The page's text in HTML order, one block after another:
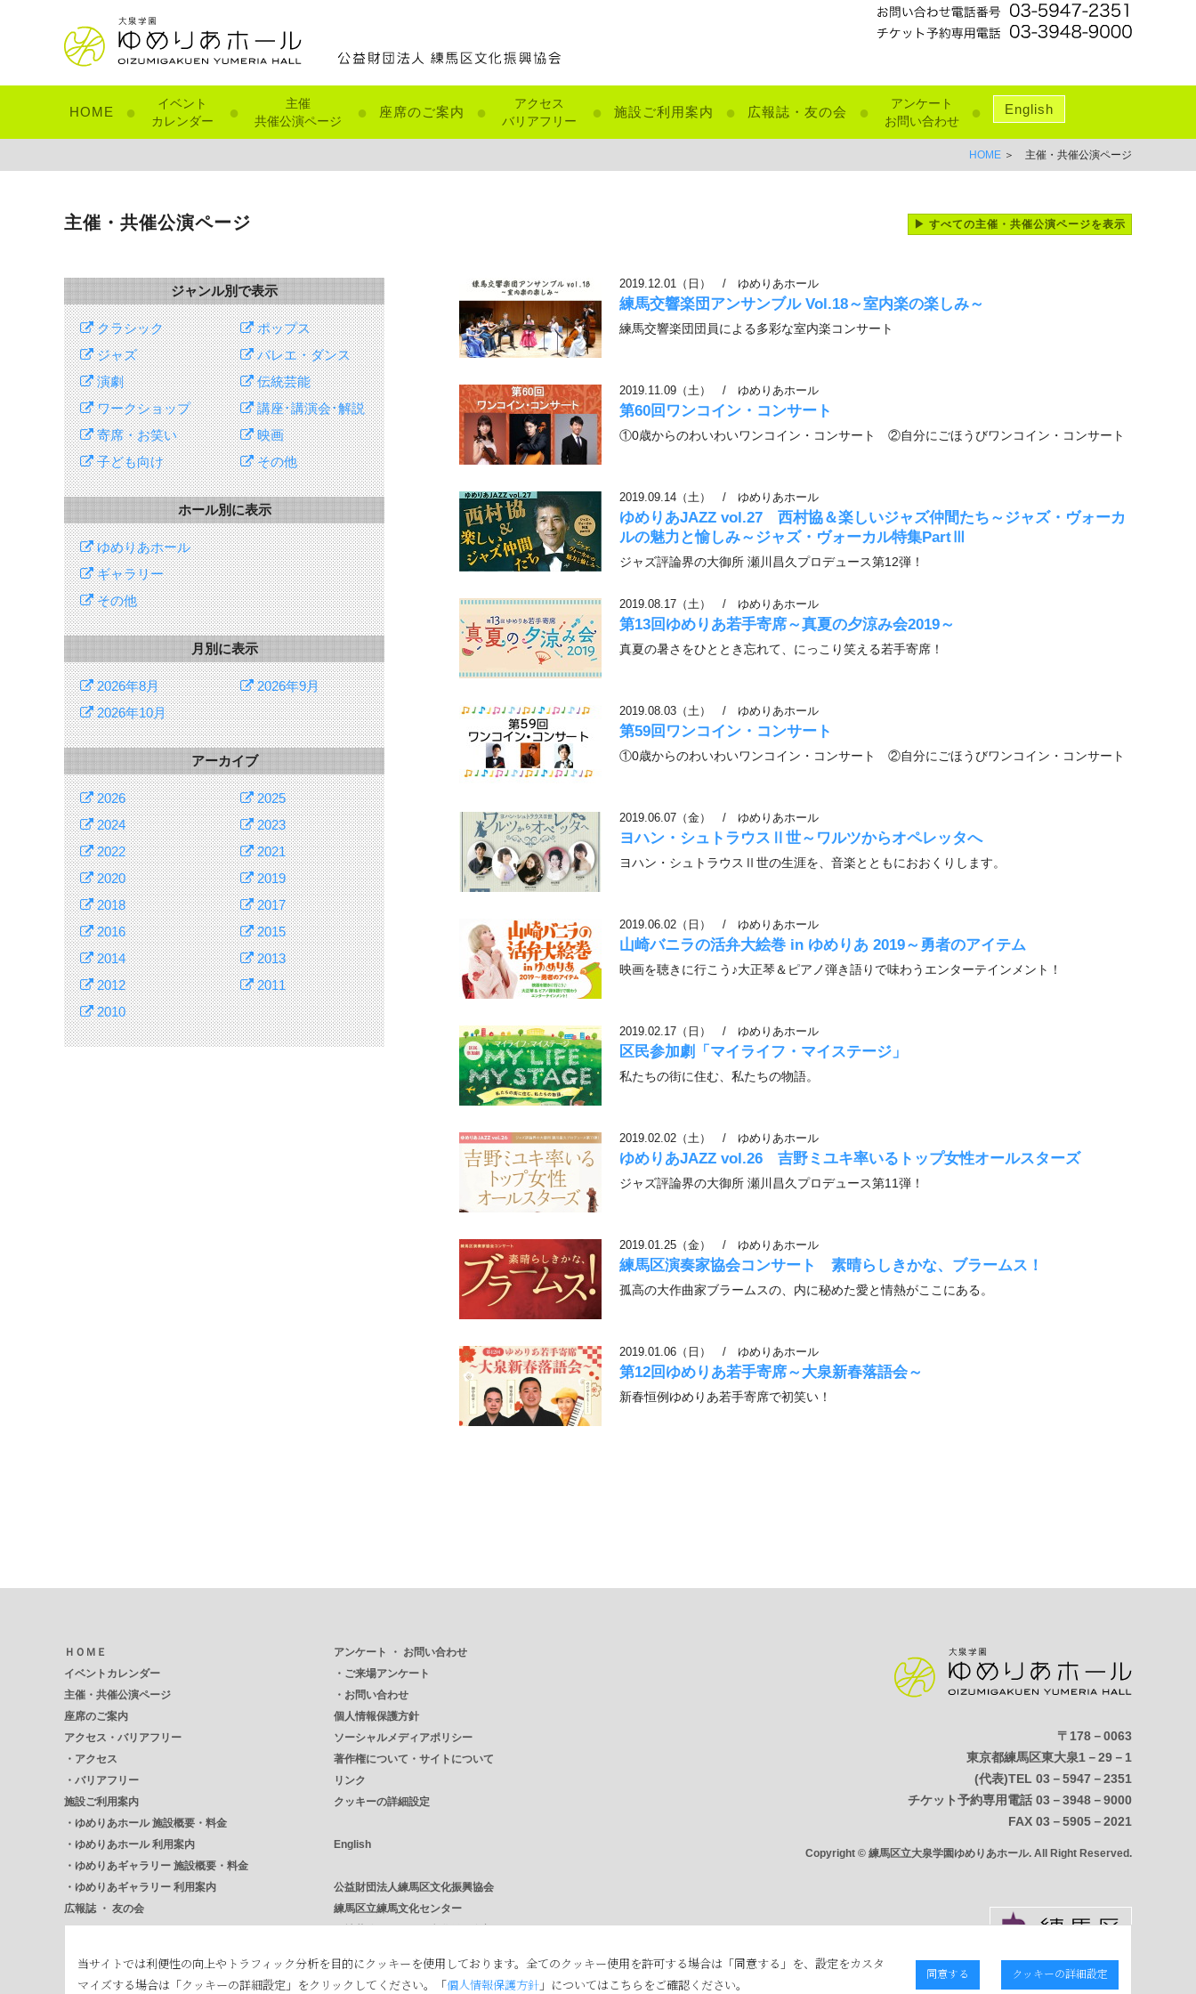
HOME ●
イベント
カレンダー
●
主催
共催公演ページ
● 座席のご案内 ●
アクセス
バリアフリー
● 施設ご利用案内 ● 広報誌・友の会 ●
アンケート
お問い合わせ
● English
HOME ＞ 主催・共催公演ページ
主催・共催公演ページ ▶ すべての主催・共催公演ページを表示
ジャンル別で表示
クラシック
ポップス
ジャズ
バレエ・ダンス
演劇
伝統芸能
ワークショップ
講座･講演会･解説
寄席・お笑い
映画
子ども向け
その他
ホール別に表示
ゆめりあホール
ギャラリー
その他
月別に表示
2026年8月
2026年9月
2026年10月
アーカイブ
2026
2025
2024
2023
2022
2021
2020
2019
2018
2017
2016
2015
2014
2013
2012
2011
2010
2019.12.01（日） / ゆめりあホール
練馬交響楽団アンサンブル Vol.18～室内楽の楽しみ～
練馬交響楽団団員による多彩な室内楽コンサート
2019.11.09（土） / ゆめりあホール
第60回ワンコイン・コンサート
①0歳からのわいわいワンコイン・コンサート ②自分にごほうびワンコイン・コンサート
2019.09.14（土） / ゆめりあホール
ゆめりあJAZZ vol.27 西村協＆楽しいジャズ仲間たち～ジャズ・ヴォーカ
ルの魅力と愉しみ～ジャズ・ヴォーカル特集PartⅢ
ジャズ評論界の大御所 瀬川昌久プロデュース第12弾！
2019.08.17（土） / ゆめりあホール
第13回ゆめりあ若手寄席～真夏の夕涼み会2019～
真夏の暑さをひととき忘れて、にっこり笑える若手寄席！
2019.08.03（土） / ゆめりあホール
第59回ワンコイン・コンサート
①0歳からのわいわいワンコイン・コンサート ②自分にごほうびワンコイン・コンサート
2019.06.07（金） / ゆめりあホール
ヨハン・シュトラウスⅡ世～ワルツからオペレッタへ
ヨハン・シュトラウスⅡ世の生涯を、音楽とともにおおくりします。
2019.06.02（日） / ゆめりあホール
山崎バニラの活弁大絵巻 in ゆめりあ 2019～勇者のアイテム
映画を聴きに行こう♪大正琴＆ピアノ弾き語りで味わうエンターテインメント！
2019.02.17（日） / ゆめりあホール
区民参加劇「マイライフ・マイステージ」
私たちの街に住む、私たちの物語。
2019.02.02（土） / ゆめりあホール
ゆめりあJAZZ vol.26 吉野ミユキ率いるトップ女性オールスターズ
ジャズ評論界の大御所 瀬川昌久プロデュース第11弾！
2019.01.25（金） / ゆめりあホール
練馬区演奏家協会コンサート 素晴らしきかな、ブラームス！
孤高の大作曲家ブラームスの、内に秘めた愛と情熱がここにある。
2019.01.06（日） / ゆめりあホール
第12回ゆめりあ若手寄席～大泉新春落語会～
新春恒例ゆめりあ若手寄席で初笑い！
ＨＯＭＥ
イベントカレンダー
主催・共催公演ページ
座席のご案内
アクセス・バリアフリー
・ アクセス
・ バリアフリー
施設ご利用案内
・ ゆめりあホール 施設概要・料金
・ ゆめりあホール 利用案内
・ ゆめりあギャラリー 施設概要・料金
・ ゆめりあギャラリー 利用案内
広報誌 ・ 友の会
友の会
アンケート ・ お問い合わせ
・ ご来場アンケート
・ お問い合わせ
個人情報保護方針
ソーシャルメディアポリシー
著作権について・サイトについて
リンク
クッキーの詳細設定
English
公益財団法人練馬区文化振興協会
練馬区立練馬文化センター
練馬区
〒178－0063
東京都練馬区東大泉1－29－1
(代表)TEL 03－5947－2351
チケット予約専用電話 03－3948－9000
FAX 03－5905－2021
Copyright © 練馬区立大泉学園ゆめりあホール. All Right Reserved.
当サイトでは利便性の向上やトラフィック分析を目的にクッキーを使用しております。全てのクッキー使用を許可する場合は「同意する」を、設定をカスタ
マイズする場合は「クッキーの詳細設定」をクリックしてください。「個人情報保護方針 」についてはこちらをご確認ください。
同意する クッキーの詳細設定